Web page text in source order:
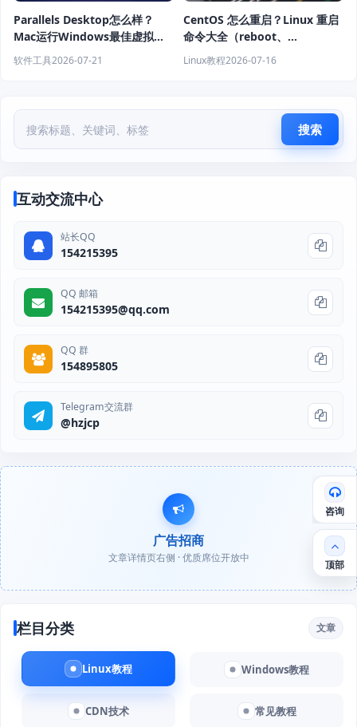
Parallels Desktop怎么样？
Mac运行Windows最佳虚拟机
软件推荐
软件工具2026-07-21
CentOS 怎么重启？Linux 重启
命令大全（reboot、
shutdown、systemctl 教程）
Linux教程2026-07-16
搜索
互动交流中心
站长QQ
154215395
QQ 邮箱
154215395@qq.com
QQ 群
154895805
Telegram交流群
@hzjcp
广告招商
文章详情页右侧 · 优质席位开放中
栏目分类 文章
Linux教程 Windows教程
CDN技术 常见教程
咨询
顶部